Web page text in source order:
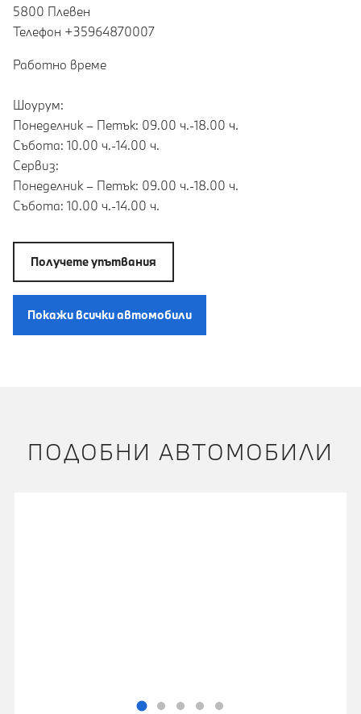
5800 Плевен
Teлефон +35964870007
Работно време
Шоурум:
Понеделник – Петък: 09.00 ч.-18.00 ч.
Събота: 10.00 ч.-14.00 ч.
Сервиз:
Понеделник – Петък: 09.00 ч.-18.00 ч.
Събота: 10.00 ч.-14.00 ч.
Получете упътвания
Покажи всички автомобили
ПОДОБНИ АВТОМОБИЛИ